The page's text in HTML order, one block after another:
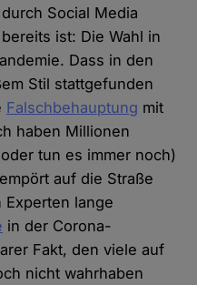
Social Media
ist: Die Wahl in
Dass in den
Stil stattgefunden
Falschbehauptung mit
haben Millionen
tun es immer noch)
auf die Straße
lange
in der Corona-
Fakt, den viele auf
nicht wahrhaben